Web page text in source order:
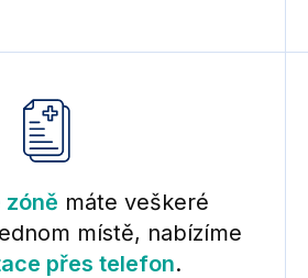
zóně máte veškeré
místě, nabízíme
přes telefon.